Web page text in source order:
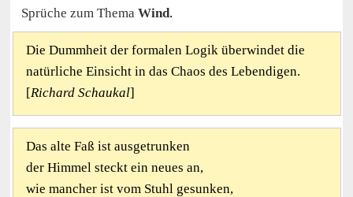
Sprüche zum Thema Wind.
Die Dummheit der formalen Logik überwindet die
natürliche Einsicht in das Chaos des Lebendigen.
[Richard Schaukal]
Das alte Faß ist ausgetrunken
der Himmel steckt ein neues an,
wie mancher ist vom Stuhl gesunken,